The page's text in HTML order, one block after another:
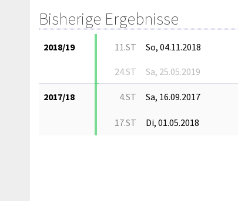
Bisherige Ergebnisse
2018/19 11.ST So, 04.11.2018
24.ST Sa, 25.05.2019
2017/18 4.ST Sa, 16.09.2017
17.ST Di, 01.05.2018